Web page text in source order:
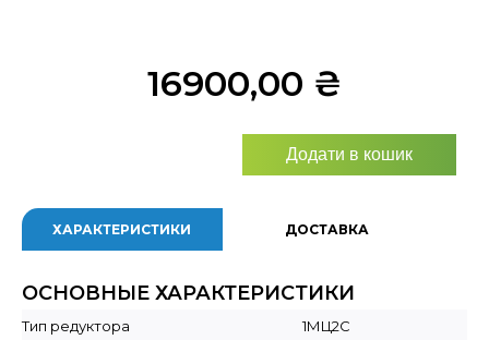
16900,00 ₴
Додати в кошик
ХАРАКТЕРИСТИКИ ДОСТАВКА
ОСНОВНЫЕ ХАРАКТЕРИСТИКИ
Тип редуктора
1МЦ2С